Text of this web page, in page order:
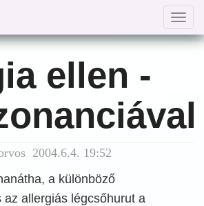
ellen -
2004.6.4. 19:52
a különböző
az allergiás légcsőhurut a